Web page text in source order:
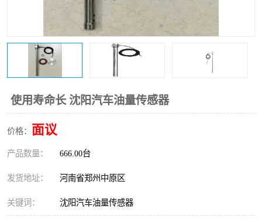
使用寿命长 沈阳汽车油量传感器
价格： 面议
产品数量： 666.00台
发货地址： 河南省郑州中原区
关键词： 沈阳汽车油量传感器
锅炉水位计
智能锅炉水位计 电容液位计
流量仪表